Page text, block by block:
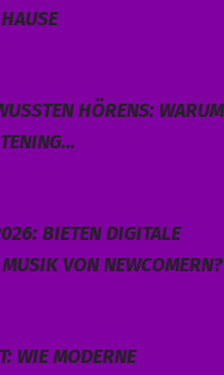
HÖRENS: WARUM
BIETEN DIGITALE
VON NEWCOMERN?
WIE MODERNE